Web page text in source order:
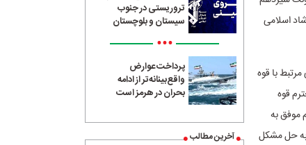
اسلامی
با قوه
قوه
موفق به
به حل مشکل
تروریستی در جنوب
سیستان و بلوچستان
•••
پرداخت عوارض
واقع‌بینانه‌تر از ادامه
بحران در هرمز است
آخرین مطالب